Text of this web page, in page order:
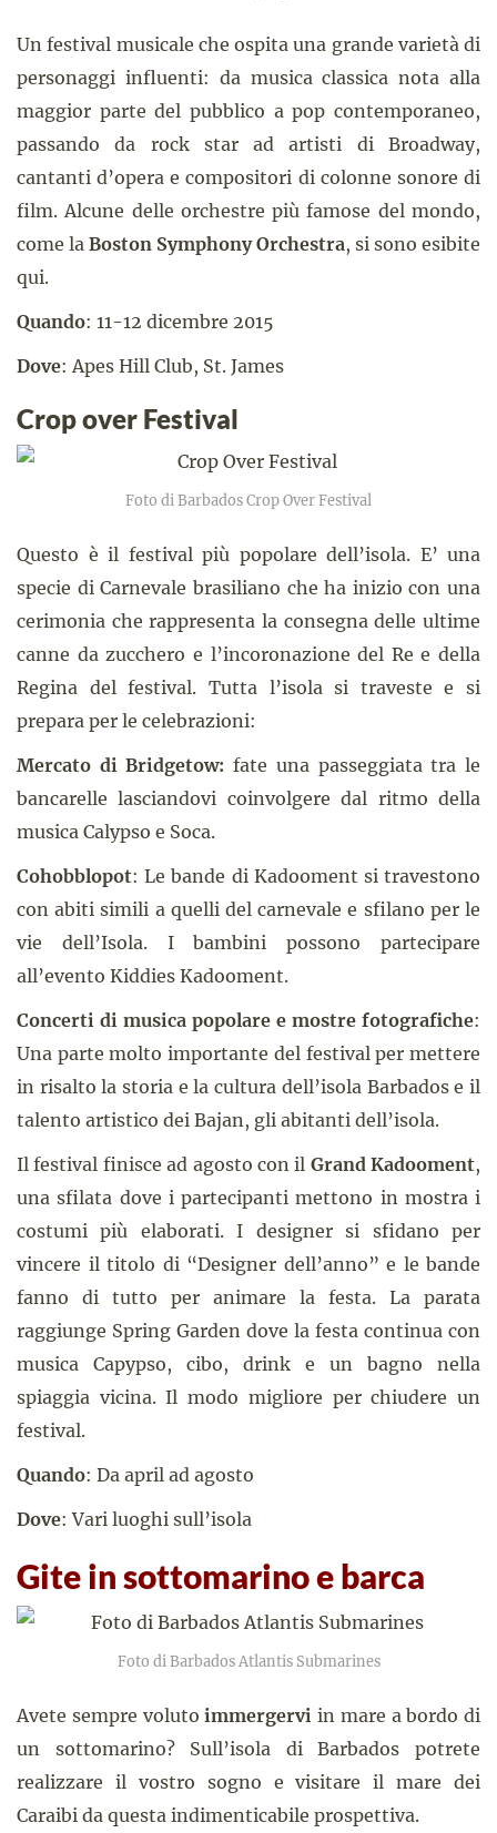
Un festival musicale che ospita una grande varietà di
personaggi influenti: da musica classica nota alla
maggior parte del pubblico a pop contemporaneo,
passando da rock star ad artisti di Broadway,
cantanti d’opera e compositori di colonne sonore di
film. Alcune delle orchestre più famose del mondo,
come la Boston Symphony Orchestra, si sono esibite
qui.
Quando: 11-12 dicembre 2015
Dove: Apes Hill Club, St. James
Crop over Festival
Foto di Barbados Crop Over Festival
Questo è il festival più popolare dell’isola. E’ una
specie di Carnevale brasiliano che ha inizio con una
cerimonia che rappresenta la consegna delle ultime
canne da zucchero e l’incoronazione del Re e della
Regina del festival. Tutta l’isola si traveste e si
prepara per le celebrazioni:
Mercato di Bridgetow: fate una passeggiata tra le
bancarelle lasciandovi coinvolgere dal ritmo della
musica Calypso e Soca.
Cohobblopot: Le bande di Kadooment si travestono
con abiti simili a quelli del carnevale e sfilano per le
vie dell’Isola. I bambini possono partecipare
all’evento Kiddies Kadooment.
Concerti di musica popolare e mostre fotografiche:
Una parte molto importante del festival per mettere
in risalto la storia e la cultura dell’isola Barbados e il
talento artistico dei Bajan, gli abitanti dell’isola.
Il festival finisce ad agosto con il Grand Kadooment,
una sfilata dove i partecipanti mettono in mostra i
costumi più elaborati. I designer si sfidano per
vincere il titolo di “Designer dell’anno” e le bande
fanno di tutto per animare la festa. La parata
raggiunge Spring Garden dove la festa continua con
musica Capypso, cibo, drink e un bagno nella
spiaggia vicina. Il modo migliore per chiudere un
festival.
Quando: Da april ad agosto
Dove: Vari luoghi sull’isola
Gite in sottomarino e barca
Foto di Barbados Atlantis Submarines
Avete sempre volutoimmergervi in mare a bordo di
un sottomarino? Sull’isola di Barbados potrete
realizzare il vostro sogno e visitare il mare dei
Caraibi da questa indimenticabile prospettiva.